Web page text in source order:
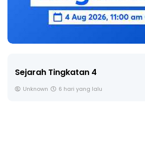
🔴 [LIVE] PRINSIP PERAKAUNAN,